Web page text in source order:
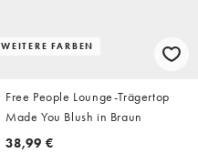
WEITERE FARBEN
Free People Lounge-Trägertop
Made You Blush in Braun
38,99 €